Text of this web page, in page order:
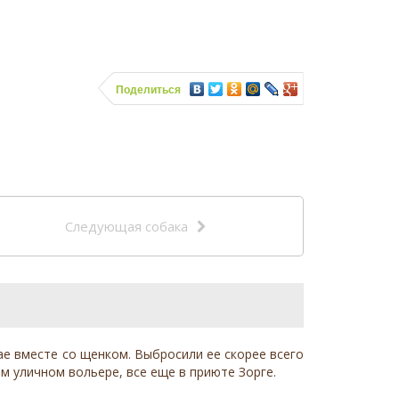
Поделиться
Следующая собака
вместе со щенком. Выбросили ее скорее всего
вольере, все еще в приюте Зорге.